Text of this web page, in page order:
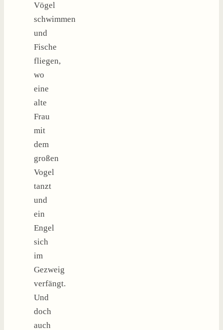
Vögel
schwimmen
und
Fische
fliegen,
wo
eine
alte
Frau
mit
dem
großen
Vogel
tanzt
und
ein
Engel
sich
im
Gezweig
verfängt.
Und
doch
auch